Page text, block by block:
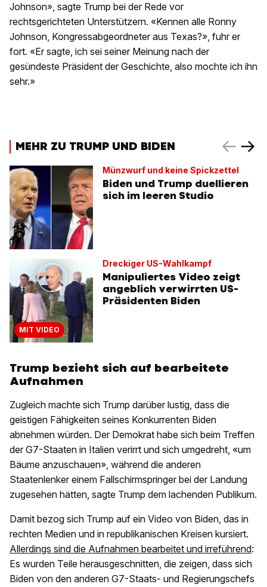
Johnson», sagte Trump bei der Rede vor
rechtsgerichteten Unterstützern. «Kennen alle Ronny
Johnson, Kongressabgeordneter aus Texas?», fuhr er
fort. «Er sagte, ich sei seiner Meinung nach der
gesündeste Präsident der Geschichte, also mochte ich ihn
sehr.»
MEHR ZU TRUMP UND BIDEN
Münzwurf und keine Spickzettel
Biden und Trump duellieren
sich im leeren Studio
MIT VIDEO
Dreckiger US-Wahlkampf
Manipuliertes Video zeigt
angeblich verwirrten US-
Präsidenten Biden
Trump bezieht sich auf bearbeitete
Aufnahmen
Zugleich machte sich Trump darüber lustig, dass die
geistigen Fähigkeiten seines Konkurrenten Biden
abnehmen würden. Der Demokrat habe sich beim Treffen
der G7-Staaten in Italien verirrt und sich umgedreht, «um
Bäume anzuschauen», während die anderen
Staatenlenker einem Fallschirmspringer bei der Landung
zugesehen hätten, sagte Trump dem lachenden Publikum.
Damit bezog sich Trump auf ein Video von Biden, das in
rechten Medien und in republikanischen Kreisen kursiert.
Allerdings sind die Aufnahmen bearbeitet und irreführend:
Es wurden Teile herausgeschnitten, die zeigen, dass sich
Biden von den anderen G7-Staats- und Regierungschefs